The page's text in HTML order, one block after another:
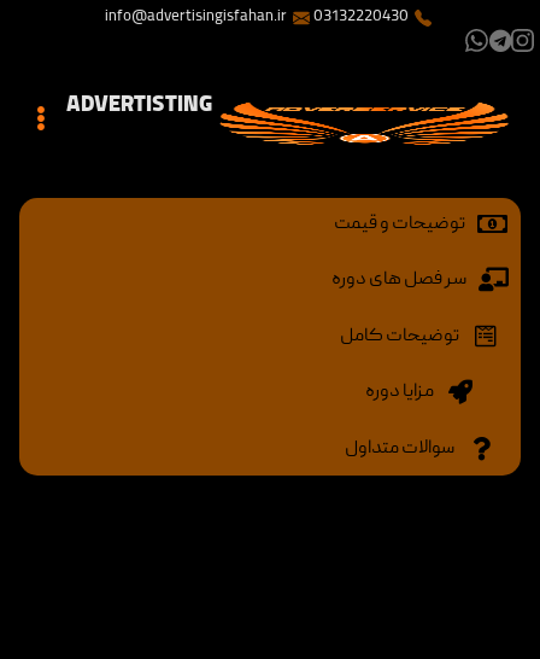
03132220430
info@advertisingisfahan.ir
ADVERTISTING
توضیحات و قیمت
سر فصل های دوره
توضیحات کامل
مزایا دوره
سوالات متداول